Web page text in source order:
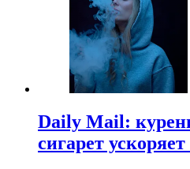
Daily Mail:
сигарет